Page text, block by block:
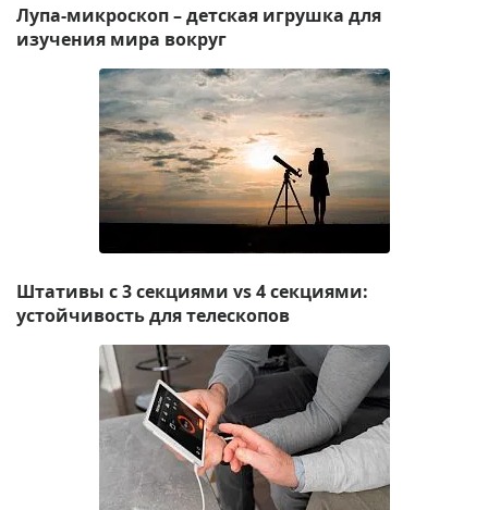
Лупа-микроскоп – детская игрушка для
изучения мира вокруг
Штативы с 3 секциями vs 4 секциями:
устойчивость для телескопов